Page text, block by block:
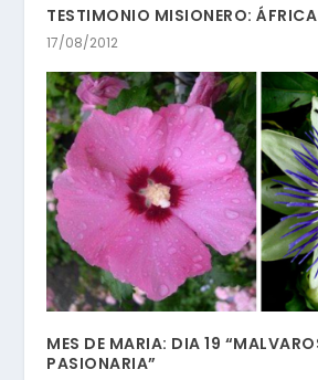
TESTIMONIO MISIONERO:
17/08/2012
MES DE MARIA: DIA 19
PASIONARIA”